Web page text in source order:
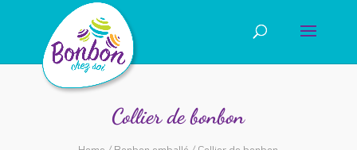
Collier de bonbon